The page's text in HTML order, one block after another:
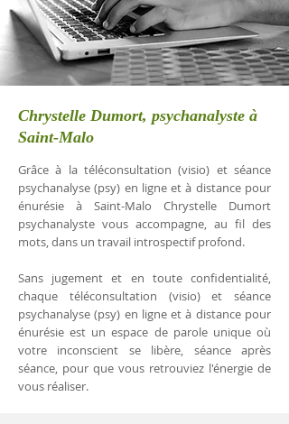
Chrystelle Dumort, psychanalyste à
Saint-Malo
Grâce à la téléconsultation (visio) et séance
psychanalyse (psy) en ligne et à distance pour
énurésie à Saint-Malo Chrystelle Dumort
psychanalyste vous accompagne, au fil des
mots, dans un travail introspectif profond.
Sans jugement et en toute confidentialité,
chaque téléconsultation (visio) et séance
psychanalyse (psy) en ligne et à distance pour
énurésie est un espace de parole unique où
votre inconscient se libère, séance après
séance, pour que vous retrouviez l'énergie de
vous réaliser.